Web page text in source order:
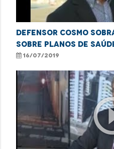
Defensor Cosmo
sobre planos de
16/07/2019